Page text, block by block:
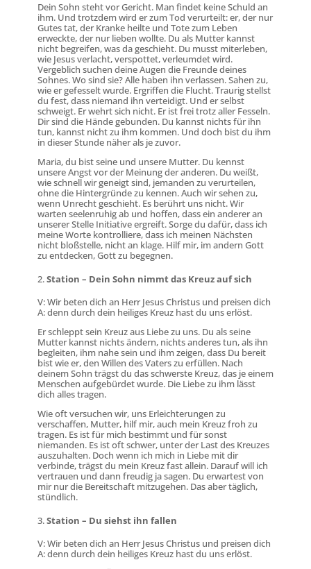
Dein Sohn steht vor Gericht. Man findet keine Schuld an
ihm. Und trotzdem wird er zum Tod verurteilt: er, der nur
Gutes tat, der Kranke heilte und Tote zum Leben
erweckte, der nur lieben wollte. Du als Mutter kannst
nicht begreifen, was da geschieht. Du musst miterleben,
wie Jesus verlacht, verspottet, verleumdet wird.
Vergeblich suchen deine Augen die Freunde deines
Sohnes. Wo sind sie? Alle haben ihn verlassen. Sahen zu,
wie er gefesselt wurde. Ergriffen die Flucht. Traurig stellst
du fest, dass niemand ihn verteidigt. Und er selbst
schweigt. Er wehrt sich nicht. Er ist frei trotz aller Fesseln.
Dir sind die Hände gebunden. Du kannst nichts für ihn
tun, kannst nicht zu ihm kommen. Und doch bist du ihm
in dieser Stunde näher als je zuvor.
Maria, du bist seine und unsere Mutter. Du kennst
unsere Angst vor der Meinung der anderen. Du weißt,
wie schnell wir geneigt sind, jemanden zu verurteilen,
ohne die Hintergründe zu kennen. Auch wir sehen zu,
wenn Unrecht geschieht. Es berührt uns nicht. Wir
warten seelenruhig ab und hoffen, dass ein anderer an
unserer Stelle Initiative ergreift. Sorge du dafür, dass ich
meine Worte kontrolliere, dass ich meinen Nächsten
nicht bloßstelle, nicht an klage. Hilf mir, im andern Gott
zu entdecken, Gott zu begegnen.
Station – Dein Sohn nimmt das Kreuz auf sich
V: Wir beten dich an Herr Jesus Christus und preisen dich
A: denn durch dein heiliges Kreuz hast du uns erlöst.
Er schleppt sein Kreuz aus Liebe zu uns. Du als seine
Mutter kannst nichts ändern, nichts anderes tun, als ihn
begleiten, ihm nahe sein und ihm zeigen, dass Du bereit
bist wie er, den Willen des Vaters zu erfüllen. Nach
deinem Sohn trägst du das schwerste Kreuz, das je einem
Menschen aufgebürdet wurde. Die Liebe zu ihm lässt
dich alles tragen.
Wie oft versuchen wir, uns Erleichterungen zu
verschaffen, Mutter, hilf mir, auch mein Kreuz froh zu
tragen. Es ist für mich bestimmt und für sonst
niemanden. Es ist oft schwer, unter der Last des Kreuzes
auszuhalten. Doch wenn ich mich in Liebe mit dir
verbinde, trägst du mein Kreuz fast allein. Darauf will ich
vertrauen und dann freudig ja sagen. Du erwartest von
mir nur die Bereitschaft mitzugehen. Das aber täglich,
stündlich.
Station – Du siehst ihn fallen
V: Wir beten dich an Herr Jesus Christus und preisen dich
A: denn durch dein heiliges Kreuz hast du uns erlöst.